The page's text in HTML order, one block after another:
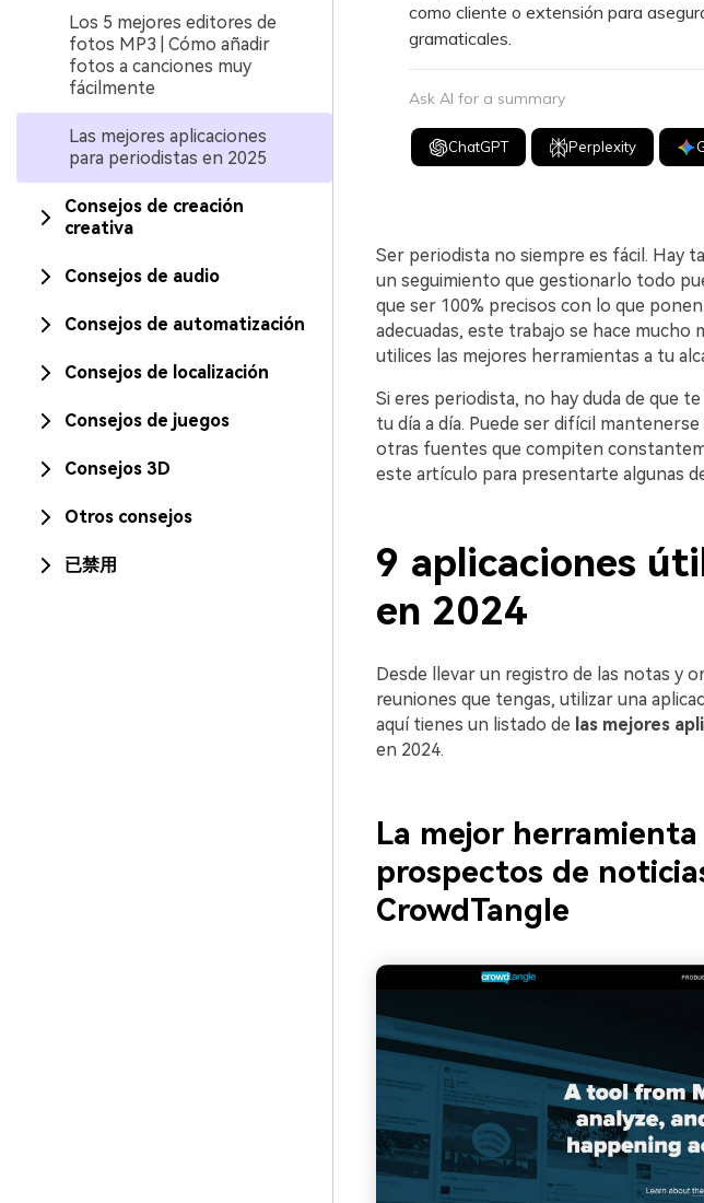
Los 5 mejores editores de
fotos MP3 | Cómo añadir
fotos a canciones muy
fácilmente
Las mejores aplicaciones
para periodistas en 2025
Consejos de creación
creativa
Consejos de audio
Consejos de automatización
Consejos de localización
Consejos de juegos
Consejos 3D
Otros consejos
已禁用
como cliente o extensión para
gramaticales.
Ask AI for a summary
ChatGPT Perplexity
Ser periodista no siempre es fácil. Hay
un seguimiento que gestionarlo todo
que ser 100% precisos con lo que
adecuadas, este trabajo se hace mucho
utilices las mejores herramientas a tu
Si eres periodista, no hay duda de que
tu día a día. Puede ser difícil
otras fuentes que compiten
este artículo para presentarte algunas
9 aplicaciones
en 2024
Desde llevar un registro de las notas y
reuniones que tengas, utilizar una
aquí tienes un listado de las mejores
en 2024.
La mejor
prospectos de
CrowdTangle